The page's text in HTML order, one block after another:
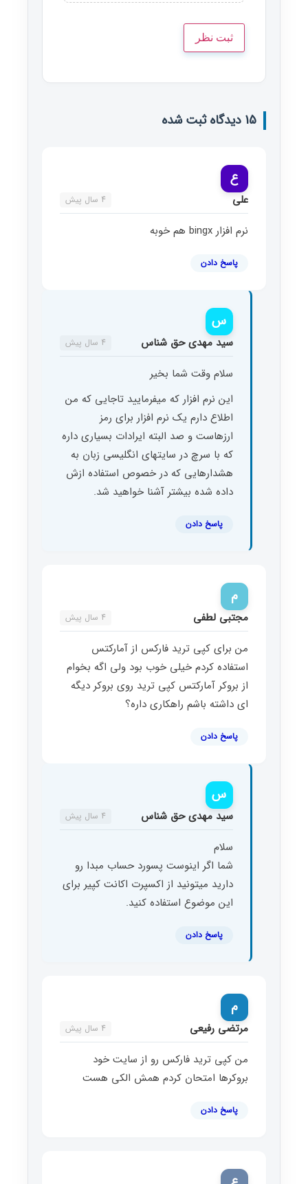
15 دیدگاه ثبت شده
ع
علی 4 سال پیش
نرم افزار bingx هم خوبه
پاسخ دادن
س
سید مهدی حق شناس 4 سال پیش
سلام وقت شما بخیر
این نرم افزار که میفرمایید تاجایی که من
اطلاع دارم یک نرم افزار برای رمز
ارزهاست و صد البته ایرادات بسیاری داره
که با سرچ در سایتهای انگلیسی زبان به
هشدارهایی که در خصوص استفاده ازش
داده شده بیشتر آشنا خواهید شد.
پاسخ دادن
م
مجتبی لطفی 4 سال پیش
من برای کپی ترید فارکس از آمارکتس
استفاده کردم خیلی خوب بود ولی اگه بخوام
از بروکر آمارکتس کپی ترید روی بروکر دیگه
ای داشته باشم راهکاری داره؟
پاسخ دادن
س
سید مهدی حق شناس 4 سال پیش
سلام
شما اگر اینوست پسورد حساب مبدا رو
دارید میتونید از اکسپرت اکانت کپیر برای
این موضوع استفاده کنید.
پاسخ دادن
م
مرتضی رفیعی 4 سال پیش
من کپی ترید فارکس رو از سایت خود
بروکرها امتحان کردم همش الکی هست
پاسخ دادن